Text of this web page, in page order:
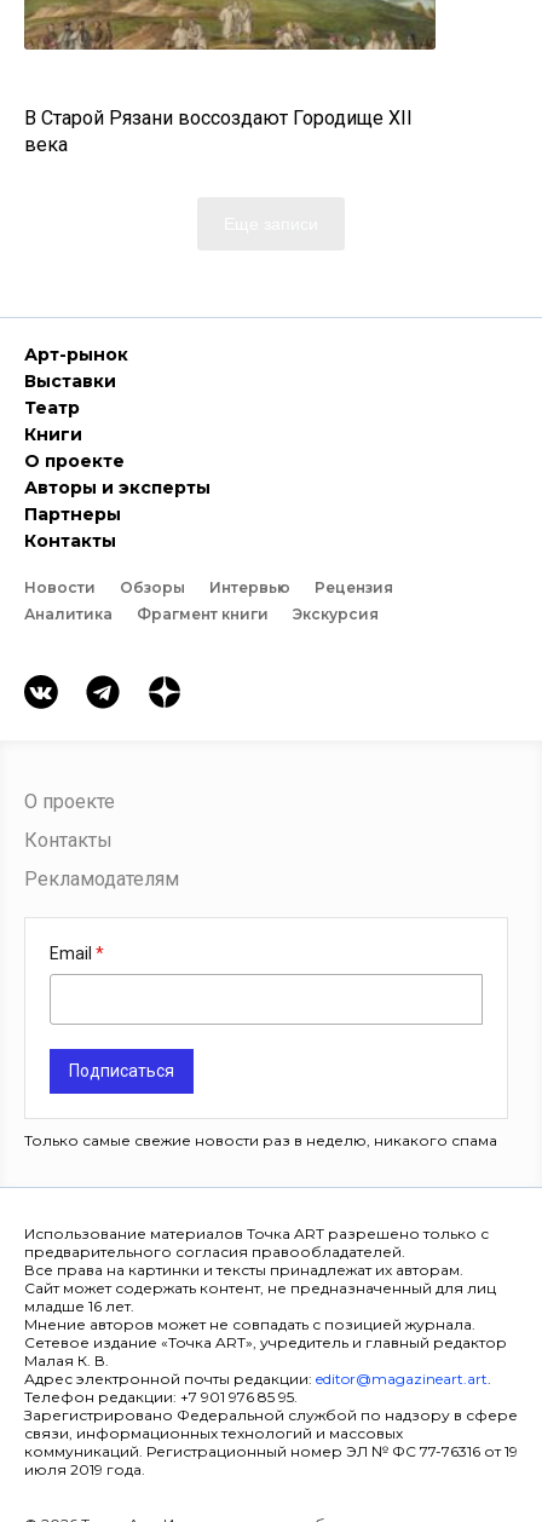
В Старой Рязани воссоздают Городище XII
века
Арт-рынок
Выставки
Театр
Книги
О проекте
Авторы и эксперты
Партнеры
Контакты
Новости Обзоры Интервью
Рецензия
Аналитика
Фрагмент книги Экскурсия
О проекте
Контакты
Рекламодателям
Email
Подписаться
Только самые свежие новости раз в неделю, никакого спама
Использование материалов Точка ART разрешено только с
предварительного согласия правообладателей.
Все права на картинки и тексты принадлежат их авторам.
Сайт может содержать контент, не предназначенный для лиц
младше 16 лет.
Мнение авторов может не совпадать с позицией журнала.
Сетевое издание «Точка ART», учредитель и главный редактор
Малая К. В.
Адрес электронной почты редакции: editor@magazineart.art.
Телефон редакции: +7 901 976 85 95.
Зарегистрировано Федеральной службой по надзору в сфере
связи, информационных технологий и массовых
коммуникаций. Регистрационный номер ЭЛ № ФС 77-76316 от 19
июля 2019 года.